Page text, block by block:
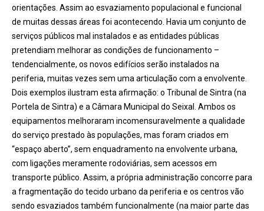
orientações. Assim ao esvaziamento populacional e funcional
de muitas dessas áreas foi acontecendo. Havia um conjunto de
serviços públicos mal instalados e as entidades públicas
pretendiam melhorar as condições de funcionamento –
tendencialmente, os novos edifícios serão instalados na
periferia, muitas vezes sem uma articulação com a envolvente.
Dois exemplos ilustram esta afirmação: o Tribunal de Sintra (na
Portela de Sintra) e a Câmara Municipal do Seixal. Ambos os
equipamentos melhoraram incomensuravelmente a qualidade
do serviço prestado às populações, mas foram criados em
“espaço aberto”, sem enquadramento na envolvente urbana,
com ligações meramente rodoviárias, sem acessos em
transporte público. Assim, a própria administração concorre para
a fragmentação do tecido urbano da periferia e os centros vão
sendo esvaziados também funcionalmente (na maior parte das